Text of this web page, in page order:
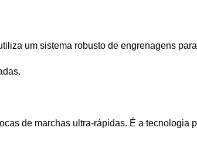
um sistema robusto de engrenagens
de marchas ultra-rápidas. É a